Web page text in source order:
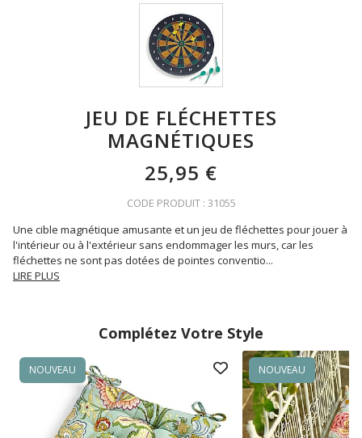
JEU DE FLÉCHETTES
MAGNÉTIQUES
25,95 €
CODE PRODUIT : 31055
Une cible magnétique amusante et un jeu de fléchettes pour jouer à
l'intérieur ou à l'extérieur sans endommager les murs, car les
fléchettes ne sont pas dotées de pointes conventio...
LIRE PLUS
Complétez Votre Style
NOUVEAU NOUVEAU